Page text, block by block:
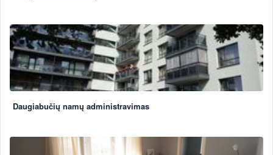
Daugiabučių namų administravimas